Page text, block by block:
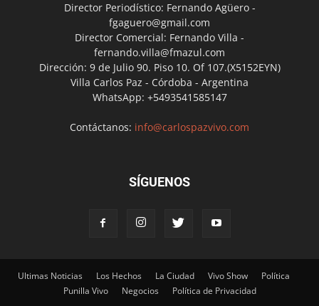
Director Periodístico: Fernando Agüero -
fgaguero@gmail.com
Director Comercial: Fernando Villa -
fernando.villa@fmazul.com
Dirección: 9 de Julio 90. Piso 10. Of 107.(X5152EYN)
Villa Carlos Paz - Córdoba - Argentina
WhatsApp: +5493541585147
Contáctanos: info@carlospazvivo.com
SÍGUENOS
Ultimas Noticias Los Hechos La Ciudad Vivo Show
Política
Punilla Vivo
Negocios Política de Privacidad